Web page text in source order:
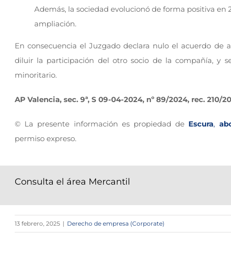
Además, la sociedad evolucionó de forma positiva
ampliación.
En consecuencia el Juzgado declara nulo el acuerdo
diluir la participación del otro socio de la compañía, y
minoritario.
AP Valencia, sec. 9ª, S 09-04-2024, nº 89/2024, rec. 210/
© La presente información es propiedad de Escura,
permiso expreso.
Consulta el área Mercantil
13 febrero, 2025 | Derecho de empresa (Corporate)